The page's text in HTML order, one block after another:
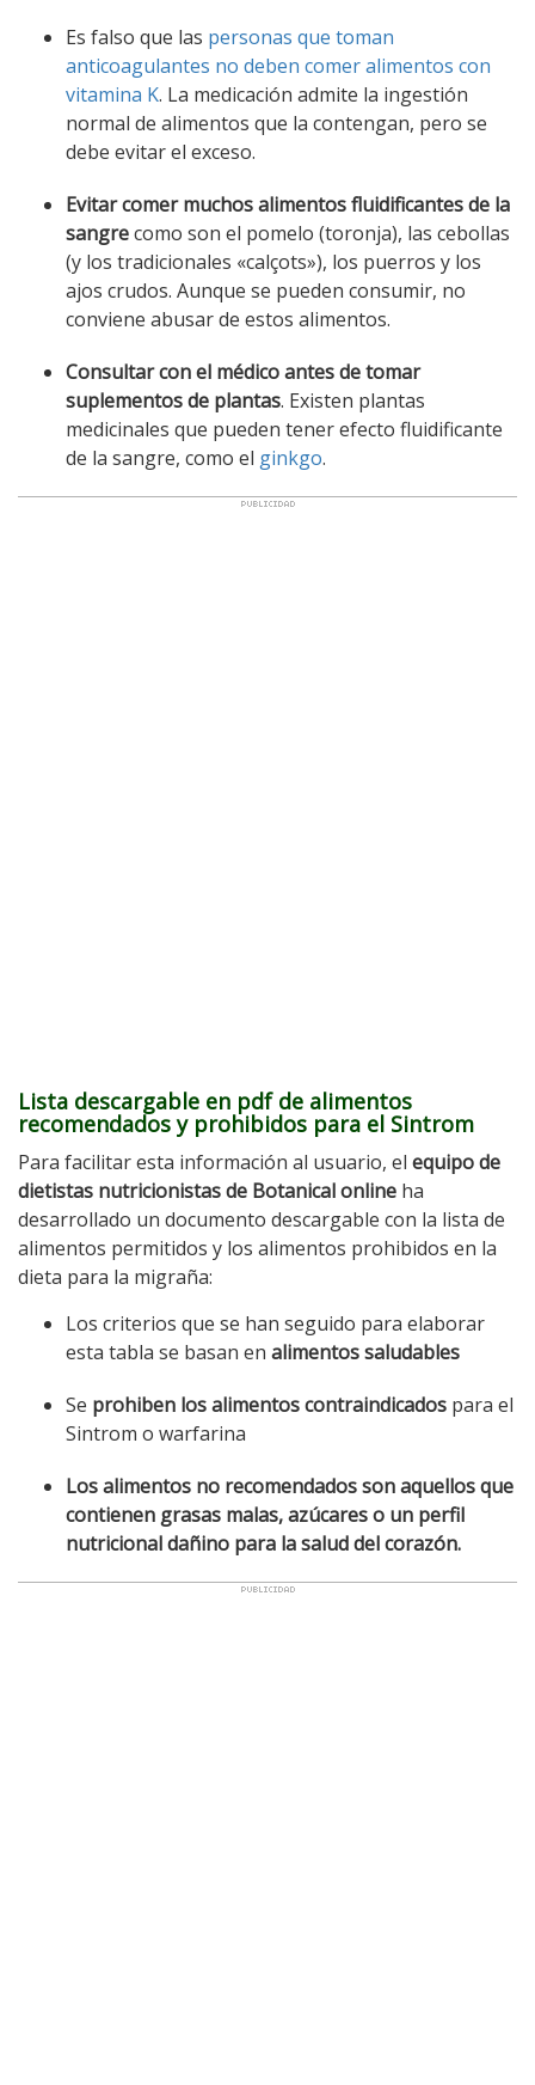
Es falso que las personas que toman
anticoagulantes no deben comer alimentos con
vitamina K. La medicación admite la ingestión
normal de alimentos que la contengan, pero se
debe evitar el exceso.
Evitar comer muchos alimentos fluidificantes de la
sangrecomo son el pomelo (toronja), las cebollas
(y los tradicionales «calçots»), los puerros y los
ajos crudos. Aunque se pueden consumir, no
conviene abusar de estos alimentos.
Consultar con el médico antes de tomar
suplementos de plantas. Existen plantas
medicinales que pueden tener efecto fluidificante
de la sangre, como el ginkgo.
Lista descargable en pdf de alimentos
recomendados y prohibidos para el Sintrom
Para facilitar esta información al usuario, el equipo de
dietistas nutricionistas de Botanical online ha
desarrollado un documento descargable con la lista de
alimentos permitidos y los alimentos prohibidos en la
dieta para la migraña:
Los criterios que se han seguido para elaborar
esta tabla se basan en alimentos saludables
Se prohiben los alimentos contraindicados para el
Sintrom o warfarina
Los alimentos no recomendados son aquellos que
contienen grasas malas, azúcares o un perfil
nutricional dañino para la salud del corazón.